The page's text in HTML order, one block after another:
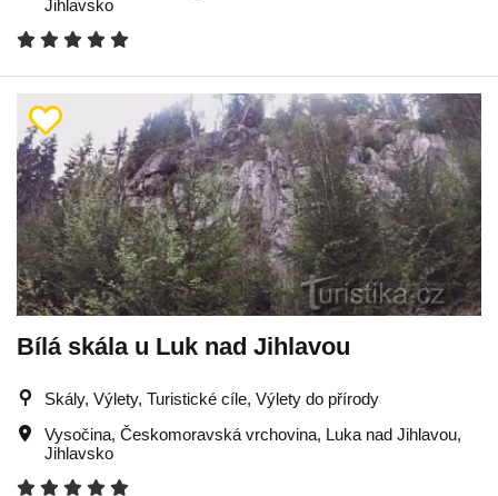
Jihlavsko
Bílá skála u Luk nad Jihlavou
Skály, Výlety, Turistické cíle, Výlety do přírody
Vysočina, Českomoravská vrchovina, Luka nad Jihlavou,
Jihlavsko